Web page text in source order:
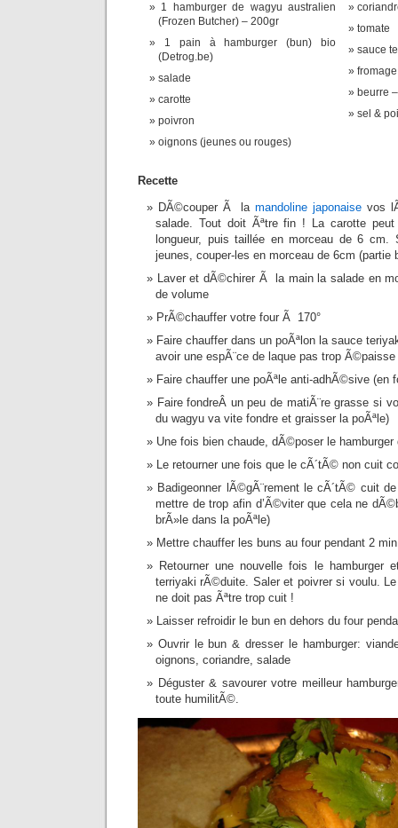
1 hamburger de wagyu australien
(Frozen Butcher) – 200gr
1 pain à hamburger (bun) bio
(Detrog.be)
salade
carotte
poivron
oignons (jeunes ou rouges)
tomate
sauce
beurre
sel &
Recette
DÃ©couper Ã lamandoline japonaisevos
salade. Tout doit Ãªtre fin ! La carotte
longueur, puis taillée en morceau de 6
jeunes, couper-les en morceau de 6cm (partie
Laver et dÃ©chirer Ã la main la salade en
de volume
PrÃ©chauffer votre four Ã 170°
Faire chauffer dans un poÃªlon la sauce
avoir une espÃ¨ce de laque pas trop Ã©paisse
Faire chauffer une poÃªle anti-adhÃ©sive (en
Faire fondreÂ un peu de matiÃ¨re grasse si
du wagyu va vite fondre et graisser la poÃªle)
Une fois bien chaude, dÃ©poser le hamburger
Le retourner une fois que le cÃ´tÃ© non cuit
Badigeonner lÃ©gÃ¨rement le cÃ´tÃ© cuit
mettre de trop afin d’Ã©viter que cela ne
brÃ»le dans la poÃªle)
Mettre chauffer les buns au four pendant 2 min
Retourner une nouvelle fois le hamburger
terriyaki rÃ©duite. Saler et poivrer si voulu.
ne doit pas Ãªtre trop cuit !
Laisser refroidir le bun en dehors du four
Ouvrir le bun & dresser le hamburger:
oignons, coriandre, salade
Déguster & savourer votre meilleur
toute humilitÃ©.